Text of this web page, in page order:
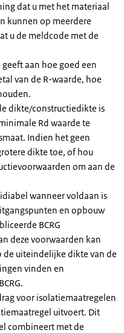
dat u met het materiaal
kunnen op meerdere
u de meldcode met de
geeft aan hoe goed een
van de R-waarde, hoe
dikte/constructiedikte is
Rd waarde te
Indien het geen
dikte toe, of hou
om aan de
wanneer voldaan is
en opbouw
BCRG
deze voorwaarden kan
uiteindelijke dikte van de
vinden en
voor isolatiemaatregelen
uitvoert. Dit
combineert met de